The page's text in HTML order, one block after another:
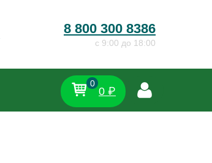
8 800 300 8386
c 9:00 до 18:00
0
0 ₽